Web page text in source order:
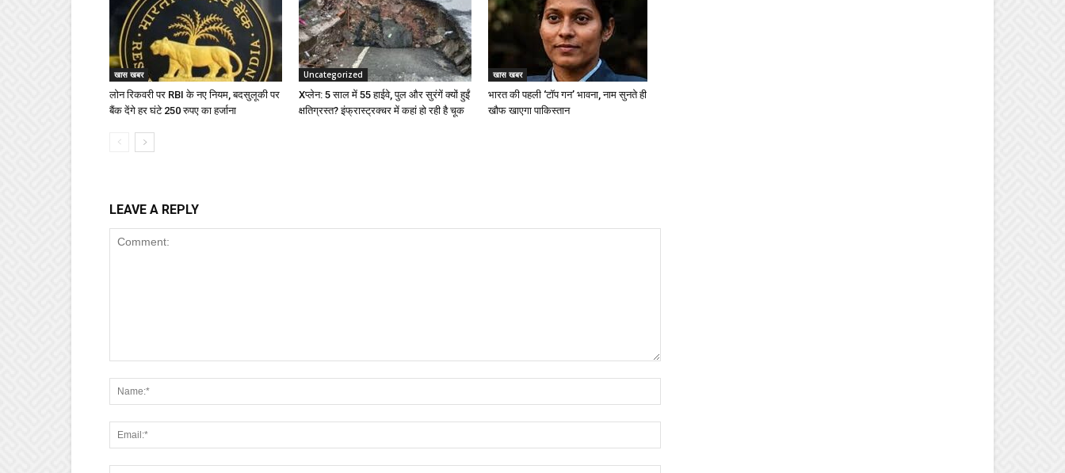
खास खबर
लोन रिकवरी पर RBI के नए नियम, बदसुलूकी पर
बैंक देंगे हर घंटे 250 रुपए का हर्जाना
Uncategorized
Xप्लेन: 5 साल में 55 हाईवे, पुल और सुरंगें क्यों हुईं
क्षतिग्रस्त? इंफ्रास्ट्रक्चर में कहां हो रही है चूक
खास खबर
भारत की पहली ‘टॉप गन’ भावना, नाम सुनते ही
खौफ खाएगा पाकिस्तान
LEAVE A REPLY